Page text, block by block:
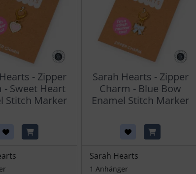
- Zipper
- Sweet Heart
Stitch Marker
Sarah Hearts - Zipper
Charm - Blue Bow
Enamel Stitch Marker
Sarah Hearts
1 Anhänger